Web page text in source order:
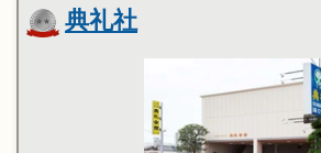
典礼社